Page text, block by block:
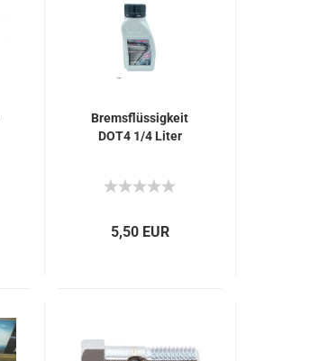
Bremsflüssigkeit
DOT4 1/4 Liter
5,50 EUR